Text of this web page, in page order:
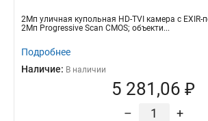
2Мп уличная купольная HD-TVI камера с EXIR-
2Мп Progressive Scan CMOS; объекти...
Подробнее
Наличие: В наличии
5 281,06 ₽
– +